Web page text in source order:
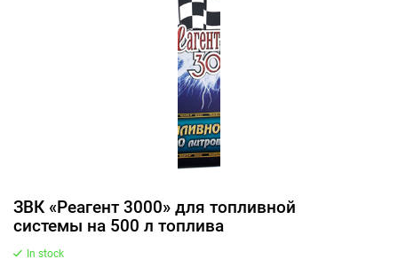
ЗВК «Реагент 3000» для топливной
системы на 500 л топлива
In stock